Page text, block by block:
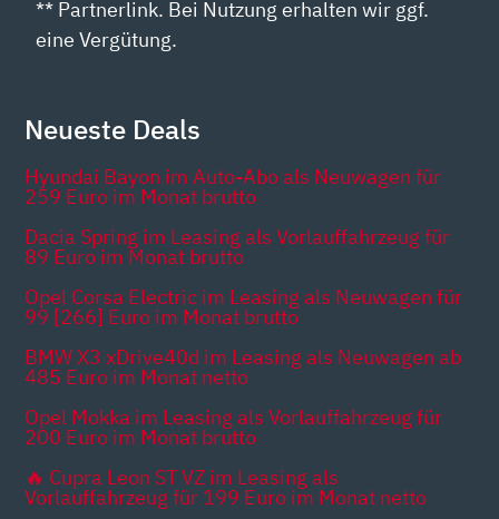
** Partnerlink. Bei Nutzung erhalten wir ggf.
eine Vergütung.
Neueste Deals
Hyundai Bayon im Auto-Abo als Neuwagen für
259 Euro im Monat brutto
Dacia Spring im Leasing als Vorlauffahrzeug für
89 Euro im Monat brutto
Opel Corsa Electric im Leasing als Neuwagen für
99 [266] Euro im Monat brutto
BMW X3 xDrive40d im Leasing als Neuwagen ab
485 Euro im Monat netto
Opel Mokka im Leasing als Vorlauffahrzeug für
200 Euro im Monat brutto
🔥 Cupra Leon ST VZ im Leasing als
Vorlauffahrzeug für 199 Euro im Monat netto